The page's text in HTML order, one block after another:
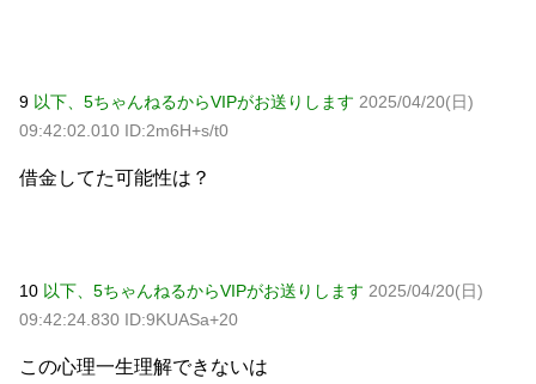
9 以下、5ちゃんねるからVIPがお送りします 2025/04/20(日)
09:42:02.010 ID:2m6H+s/t0
借金してた可能性は？
10 以下、5ちゃんねるからVIPがお送りします 2025/04/20(日)
09:42:24.830 ID:9KUASa+20
この心理一生理解できないは